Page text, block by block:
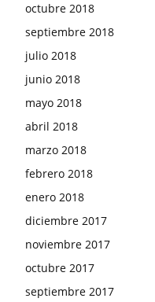
octubre 2018
septiembre 2018
julio 2018
junio 2018
mayo 2018
abril 2018
marzo 2018
febrero 2018
enero 2018
diciembre 2017
noviembre 2017
octubre 2017
septiembre 2017